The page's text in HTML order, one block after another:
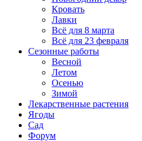
Кровать
Лавки
Всё для 8 марта
Всё для 23 февраля
Сезонные работы
Весной
Летом
Осенью
Зимой
Лекарственные растения
Ягоды
Сад
Форум